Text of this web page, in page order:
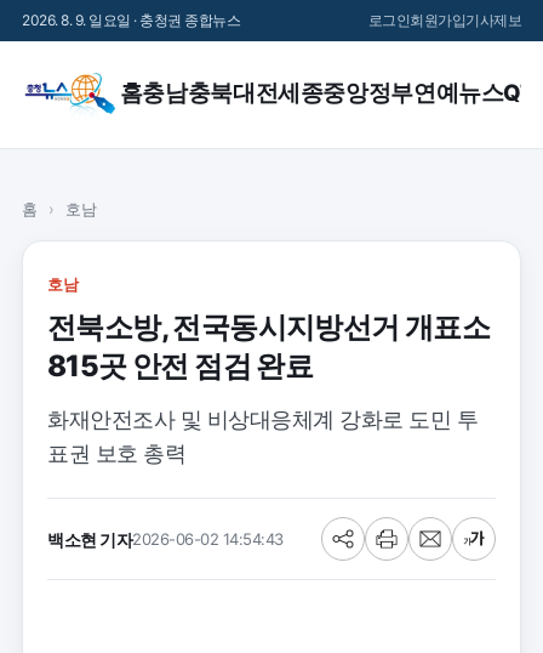
2026. 8. 9. 일요일 · 충청권 종합뉴스 로그인회원가입기사제보
홈충남충북대전세종중앙정부연예 뉴스
홈 › 호남
호남
전북소방, 전국동시지방선거 개표소
815곳 안전 점검 완료
화재안전조사 및 비상대응체계 강화로 도민 투
표권 보호 총력
백소현 기자2026-06-02 14:54:43
공
유
프
린
메
일
글
씨